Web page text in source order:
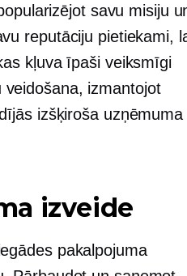
savu misiju
reputāciju pietiekami,
kļuva īpaši veiksmīgi
izmantojot
izšķiroša uzņēmuma
izveide
pakalpojuma